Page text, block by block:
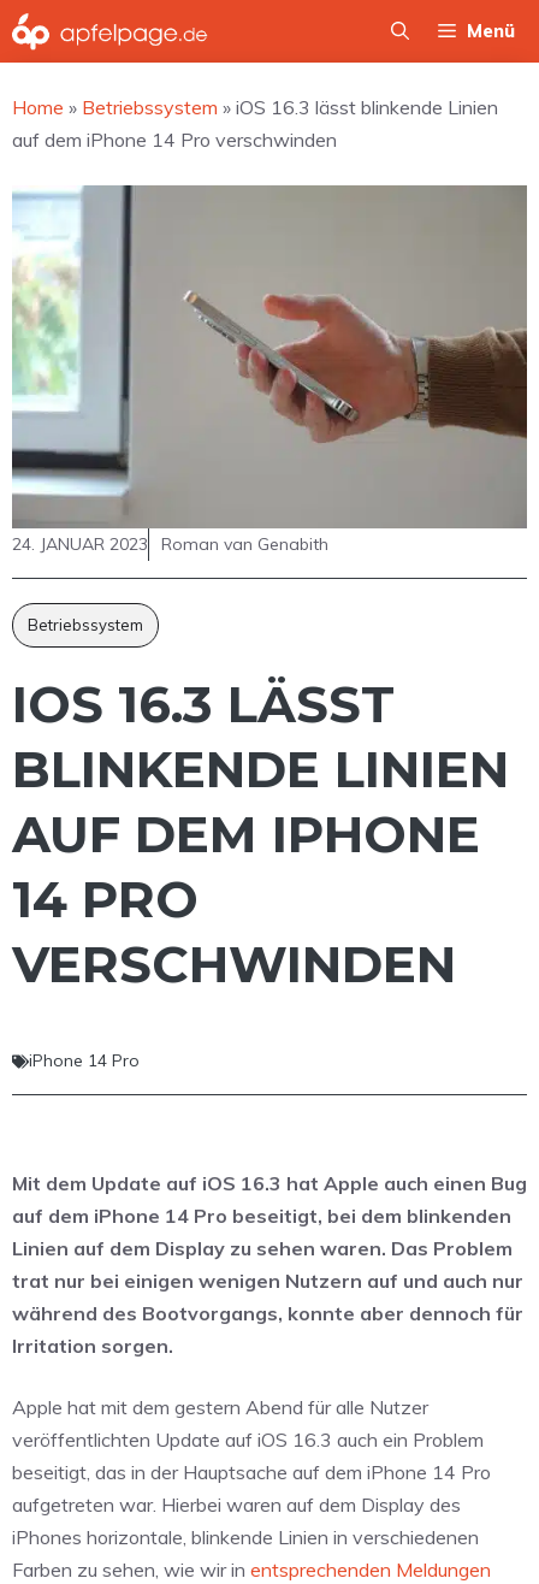
Zum
Inhalt
Menü
Home » Betriebssystem » iOS 16.3 lässt blinkende Linien
auf dem iPhone 14 Pro verschwinden
24. JANUAR 2023 Roman van Genabith
Betriebssystem
IOS 16.3 LÄSST
BLINKENDE LINIEN
AUF DEM IPHONE
14 PRO
VERSCHWINDEN
iPhone 14 Pro
Mit dem Update auf iOS 16.3 hat Apple auch einen Bug
auf dem iPhone 14 Pro beseitigt, bei dem blinkenden
Linien auf dem Display zu sehen waren. Das Problem
trat nur bei einigen wenigen Nutzern auf und auch nur
während des Bootvorgangs, konnte aber dennoch für
Irritation sorgen.
Apple hat mit dem gestern Abend für alle Nutzer
veröffentlichten Update auf iOS 16.3 auch ein Problem
beseitigt, das in der Hauptsache auf dem iPhone 14 Pro
aufgetreten war. Hierbei waren auf dem Display des
iPhones horizontale, blinkende Linien in verschiedenen
Farben zu sehen, wie wir in entsprechenden Meldungen